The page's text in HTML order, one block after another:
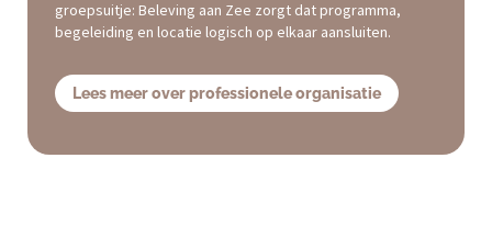
groepsuitje: Beleving aan Zee zorgt dat programma,
begeleiding en locatie logisch op elkaar aansluiten.
Lees meer over professionele organisatie